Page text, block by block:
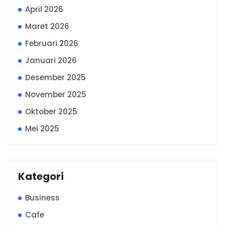
April 2026
Maret 2026
Februari 2026
Januari 2026
Desember 2025
November 2025
Oktober 2025
Mei 2025
Kategori
Business
Cafe